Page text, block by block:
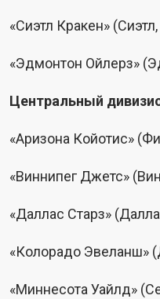
«Сиэтл Кракен»
«Эдмонтон Ойлерз»
Центральный
«Аризона Койотис»
«Виннипег Джетс»
«Даллас Старз»
«Колорадо Эвеланш»
«Миннесота Уайлд»